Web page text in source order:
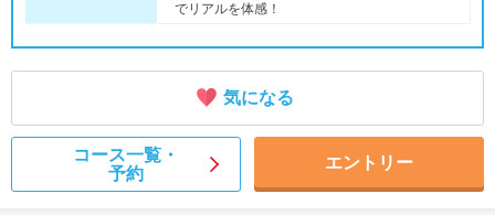
でリアルを体感！
気になる
コース一覧・
予約
エントリー